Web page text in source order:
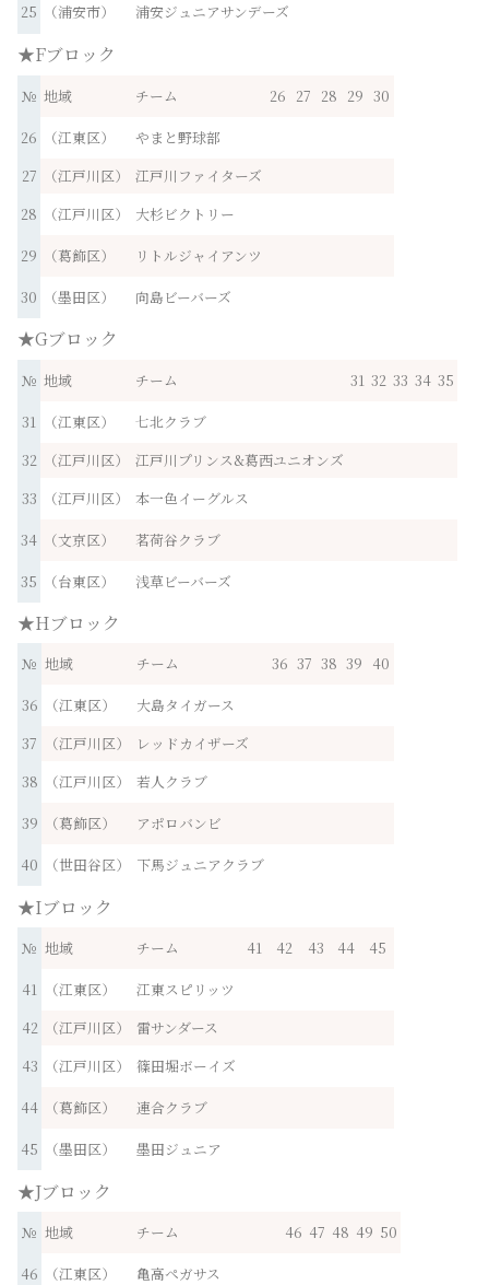
25 （浦安市） 浦安ジュニアサンデーズ
★Fブロック
№ 地域 チーム 26 27 28 29 30
26
（江東区）
やまと野球部
27
（江戸川区）
江戸川ファイターズ
28
（江戸川区）
大杉ビクトリー
29
（葛飾区）
リトルジャイアンツ
30
（墨田区） 向島ビーバーズ
★Gブロック
№ 地域 チーム 31 32 33 34 35
31
（江東区）
七北クラブ
32
（江戸川区）
江戸川プリンス&葛西ユニオンズ
33
（江戸川区）
本一色イーグルス
34
（文京区）
茗荷谷クラブ
35
（台東区） 浅草ビーバーズ
★Hブロック
№ 地域 チーム 36 37 38 39 40
36
（江東区）
大島タイガース
37
（江戸川区）
レッドカイザーズ
38
（江戸川区）
若人クラブ
39
（葛飾区）
アポロバンビ
40
（世田谷区） 下馬ジュニアクラブ
★Iブロック
№ 地域 チーム 41 42 43 44
45
41
（江東区）
江東スピリッツ
42
（江戸川区）
雷サンダース
43
（江戸川区）
篠田堀ボーイズ
44
（葛飾区）
連合クラブ
45
（墨田区） 墨田ジュニア
★Jブロック
№ 地域 チーム 46 47 48 49 50
46
（江東区）
亀高ペガサス